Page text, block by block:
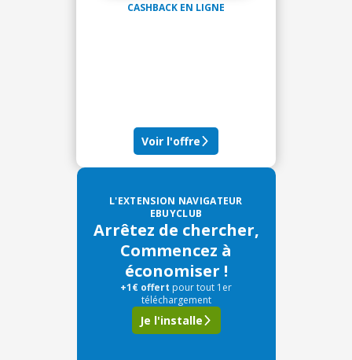
CASHBACK EN LIGNE
Voir l'offre
L'EXTENSION NAVIGATEUR
EBUYCLUB
Arrêtez de chercher,
Commencez à
économiser !
+1€ offert pour tout 1er
téléchargement
Je l'installe